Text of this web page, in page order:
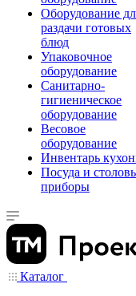
Оборудование
раздачи готовых
блюд
Упаковочное
оборудование
Санитарно-
гигиеническое
оборудование
Весовое
оборудование
Инвентарь
Посуда и
приборы
Каталог